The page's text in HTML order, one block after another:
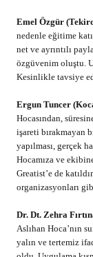
Emel Özgür
nedenle eğitime
net ve ayrıntılı
özgüvenim oluştu.
Kesinlikle tavsiye
Ergun Tuncer
Hocasından,
işareti bırakmayan
yapılması, gerçek
Hocamıza ve
Greatist’e de
organizasyonları
Dr. Dt. Zehra
Aslıhan Hoca’nın
yalın ve tertemiz